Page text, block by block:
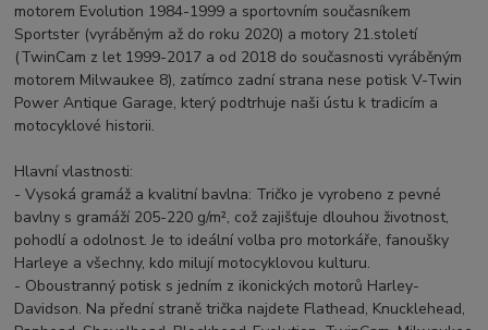
motorem Evolution 1984-1999 a sportovním současníkem
Sportster (vyráběným až do roku 2020) a motory 21.století
(TwinCam z let 1999-2017 a od 2018 do současnosti vyráběným
motorem Milwaukee 8), zatímco zadní strana nese potisk V-Twin
Power Antique Garage, který podtrhuje naši ústu k tradicím a
motocyklové historii.
Hlavní vlastnosti:
- Vysoká gramáž a kvalitní bavlna: Tričko je vyrobeno z pevné
bavlny s gramáží 205-220 g/m², což zajišťuje dlouhou životnost,
pohodlí a odolnost. Je to ideální volba pro motorkáře, fanoušky
Harleye a všechny, kdo milují motocyklovou kulturu.
- Oboustranný potisk s jedním z ikonických motorů Harley-
Davidson. Na přední straně trička najdete Flathead, Knucklehead,